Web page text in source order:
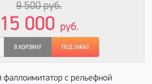
9 500руб.
15 000 руб.
В КОРЗИНУ ПОД ЗАКАЗ
с рельефной